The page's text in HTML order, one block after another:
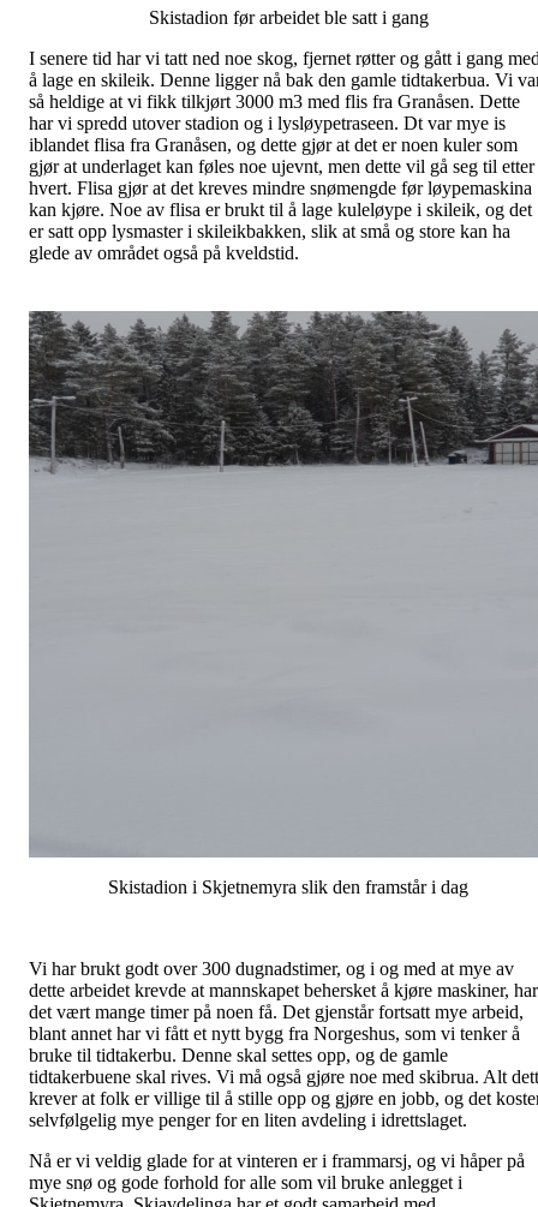
Skistadion før arbeidet ble satt i gang
I senere tid har vi tatt ned noe skog, fjernet røtter og gått i gang
å lage en skileik. Denne ligger nå bak den gamle tidtakerbua. Vi
så heldige at vi fikk tilkjørt 3000 m3 med flis fra Granåsen. Dette
har vi spredd utover stadion og i lysløypetraseen. Dt var mye is
iblandet flisa fra Granåsen, og dette gjør at det er noen kuler som
gjør at underlaget kan føles noe ujevnt, men dette vil gå seg til etter
hvert. Flisa gjør at det kreves mindre snømengde før løypemaskina
kan kjøre. Noe av flisa er brukt til å lage kuleløype i skileik, og det
er satt opp lysmaster i skileikbakken, slik at små og store kan ha
glede av området også på kveldstid.
Skistadion i Skjetnemyra slik den framstår i dag
Vi har brukt godt over 300 dugnadstimer, og i og med at mye av
dette arbeidet krevde at mannskapet behersket å kjøre maskiner, har
det vært mange timer på noen få. Det gjenstår fortsatt mye arbeid,
blant annet har vi fått et nytt bygg fra Norgeshus, som vi tenker å
bruke til tidtakerbu. Denne skal settes opp, og de gamle
tidtakerbuene skal rives. Vi må også gjøre noe med skibrua. Alt
krever at folk er villige til å stille opp og gjøre en jobb, og det
selvfølgelig mye penger for en liten avdeling i idrettslaget.
Nå er vi veldig glade for at vinteren er i frammarsj, og vi håper på
mye snø og gode forhold for alle som vil bruke anlegget i